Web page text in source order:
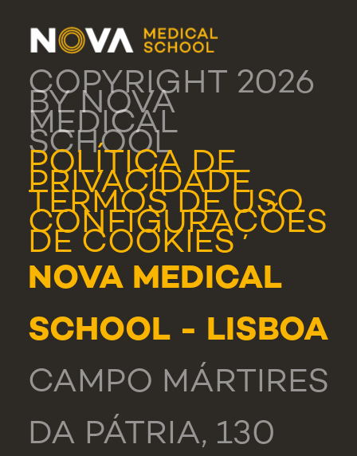
COPYRIGHT 2026
BY NOVA
MEDICAL
SCHOOL
POLÍTICA DE
PRIVACIDADE
TERMOS DE USO
CONFIGURAÇÕES
DE COOKIES
NOVA MEDICAL
SCHOOL - LISBOA
CAMPO MÁRTIRES
DA PÁTRIA, 130